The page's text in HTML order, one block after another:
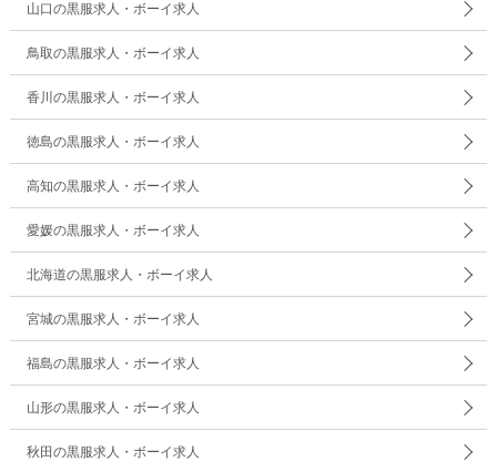
山口の黒服求人・ボーイ求人
鳥取の黒服求人・ボーイ求人
香川の黒服求人・ボーイ求人
徳島の黒服求人・ボーイ求人
高知の黒服求人・ボーイ求人
愛媛の黒服求人・ボーイ求人
北海道の黒服求人・ボーイ求人
宮城の黒服求人・ボーイ求人
福島の黒服求人・ボーイ求人
山形の黒服求人・ボーイ求人
秋田の黒服求人・ボーイ求人